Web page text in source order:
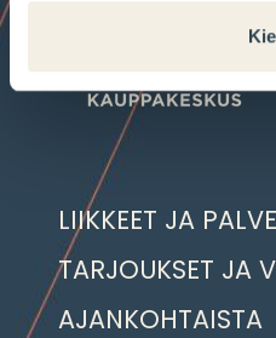
LIIKKEET JA
TARJOUKSET JA
AJANKOHTAISTA